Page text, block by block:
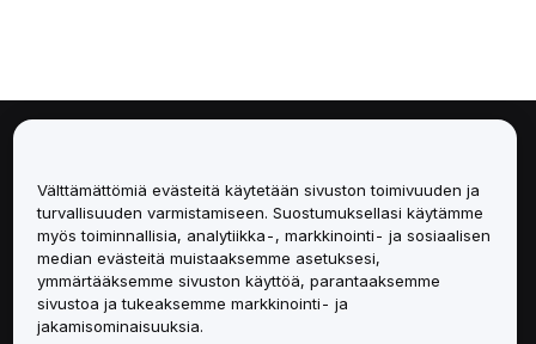
Palvelut
Tuki
Tuotteet
Välttämättömiä evästeitä käytetään sivuston toimivuuden ja
turvallisuuden varmistamiseen. Suostumuksellasi käytämme
myös toiminnallisia, analytiikka-, markkinointi- ja sosiaalisen
median evästeitä muistaaksemme asetuksesi,
ymmärtääksemme sivuston käyttöä, parantaaksemme
sivustoa ja tukeaksemme markkinointi- ja
jakamisominaisuuksia.